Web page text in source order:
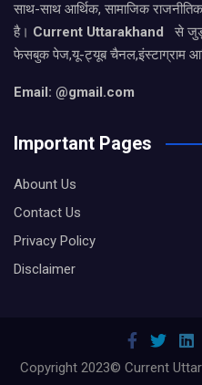
साथ-साथ आर्थिक, सामाजिक राजनीतिक
है। Current Uttarakhand
से
फेसबुक पेज,यू-ट्यूब चैनल,इंस्टाग्राम
Email: @gmail.com
Important Pages
Abount Us
Contact Us
Privacy Policy
Disclaimer
Copyright 2023© Current